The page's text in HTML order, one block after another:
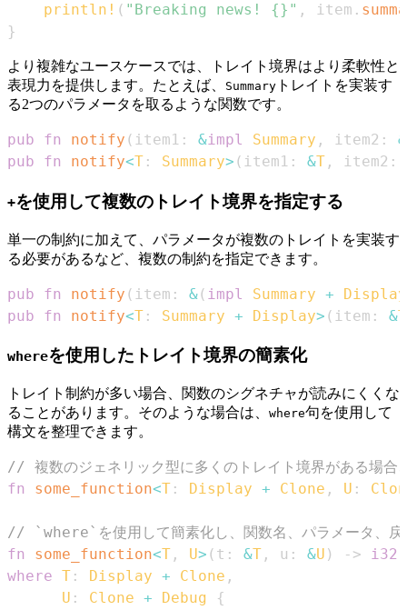
println! ( "Breaking news! {}" , item .
}
より複雑なユースケースでは、トレイト境界はより柔軟性と
表現力を提供します。たとえば、
Summary トレイトを実装す
る2つのパラメータを取るような関数です。
pub fn notify ( item1 : &impl Summary , item2 :
&
pub
fn notify<T : Summary> ( item1 : &T , item2 :
+を使用して複数のトレイト境界を指定する
単一の制約に加えて、パラメータが複数のトレイトを実装す
る必要があるなど、複数の制約を指定できます。
pub fn notify ( item : &( impl Summary +
Display
pub
fn notify<T : Summary + Display> ( item : &T
whereを使用したトレイト境界の簡素化
トレイト制約が多い場合、関数のシグネチャが読みにくくな
ることがあります。そのような場合は、 where句を使用して
構文を整理できます。
// 複数のジェネリック型に多くのトレイト境界がある場合
fn
some_function<T : Display + Clone , U :
// `where`を使用して簡素化し、関数名、パラメータ、戻
fn
some_function<T , U> ( t : &T , u : &U ) ->
i32
where T : Display + Clone ,
U : Clone + Debug
{